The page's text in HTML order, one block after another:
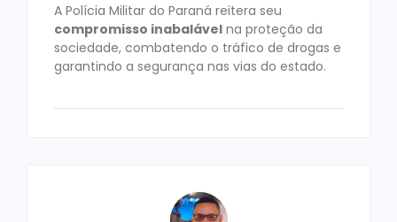
A Polícia Militar do Paraná reitera seu
compromisso inabalável na proteção da
sociedade, combatendo o tráfico de drogas e
garantindo a segurança nas vias do estado.